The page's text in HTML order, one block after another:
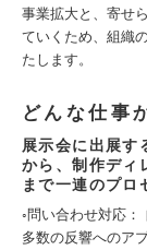
事業拡大と、寄せ
ていくため、組織
たします。
どんな仕事
展示会に出展す
から、制作ディ
まで一連のプロ
◦問い合わせ対応：
多数の反響へのア